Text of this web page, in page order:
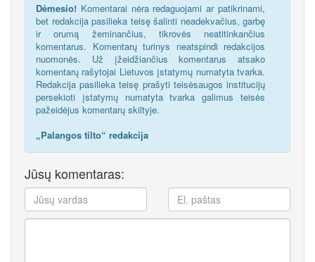
Dėmesio! Komentarai nėra redaguojami ar patikrinami,
bet redakcija pasilieka teisę šalinti neadekvačius, garbę
ir orumą žeminančius, tikrovės neatitinkančius
komentarus. Komentarų turinys neatspindi redakcijos
nuomonės. Už įžeidžiančius komentarus atsako
komentarų rašytojai Lietuvos įstatymų numatyta tvarka.
Redakcija pasilieka teisę prašyti teisėsaugos institucijų
persekioti įstatymų numatyta tvarka galimus teisės
pažeidėjus komentarų skiltyje.
„Palangos tilto“ redakcija
Jūsų komentaras: